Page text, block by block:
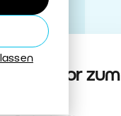
zum